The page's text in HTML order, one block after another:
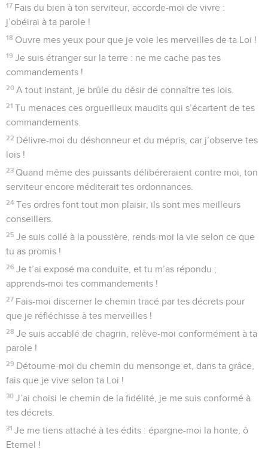
17 Fais du bien à ton serviteur, accorde-moi de vivre :
j’obéirai à ta parole !
18 Ouvre mes yeux pour que je voie les merveilles de ta Loi !
19 Je suis étranger sur la terre : ne me cache pas tes
commandements !
20 A tout instant, je brûle du désir de connaître tes lois.
21 Tu menaces ces orgueilleux maudits qui s’écartent de tes
commandements.
22 Délivre-moi du déshonneur et du mépris, car j’observe tes
lois !
23 Quand même des puissants délibéreraient contre moi, ton
serviteur encore méditerait tes ordonnances.
24 Tes ordres font tout mon plaisir, ils sont mes meilleurs
conseillers.
25 Je suis collé à la poussière, rends-moi la vie selon ce que
tu as promis !
26 Je t’ai exposé ma conduite, et tu m’as répondu ;
apprends-moi tes commandements !
27 Fais-moi discerner le chemin tracé par tes décrets pour
que je réfléchisse à tes merveilles !
28 Je suis accablé de chagrin, relève-moi conformément à ta
parole !
29 Détourne-moi du chemin du mensonge et, dans ta grâce,
fais que je vive selon ta Loi !
30 J’ai choisi le chemin de la fidélité, je me suis conformé à
tes décrets.
31 Je me tiens attaché à tes édits : épargne-moi la honte, ô
Eternel !